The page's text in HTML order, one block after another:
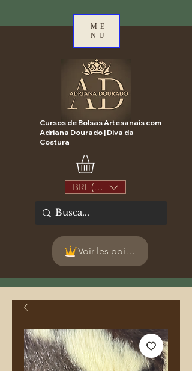
ME
NU
Cursos de Bolsas Artesanais com
Adriana Dourado | Diva da
Costura
BRL (R$)
Voir les points